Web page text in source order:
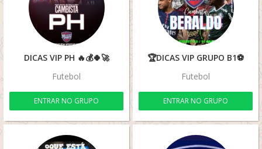
DICAS VIP PH 🔥💰🍀🚀
Futebol
ENTRAR NO GRUPO
🏆DICAS VIP GRUPO B1⚽️
Futebol
ENTRAR NO GRUPO